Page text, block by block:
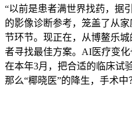
“以前是患者满世界找药，据
的影像诊断参考，笼盖了从
节环节。现正在，从博鳌乐
者寻找最佳方案。AI医疗变
在本年3月，把合适的临床试
那么“椰晓医”的降生，手术中